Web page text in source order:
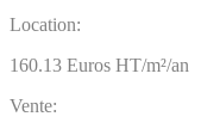
Location:
160.13 Euros HT/m²/an
Vente: